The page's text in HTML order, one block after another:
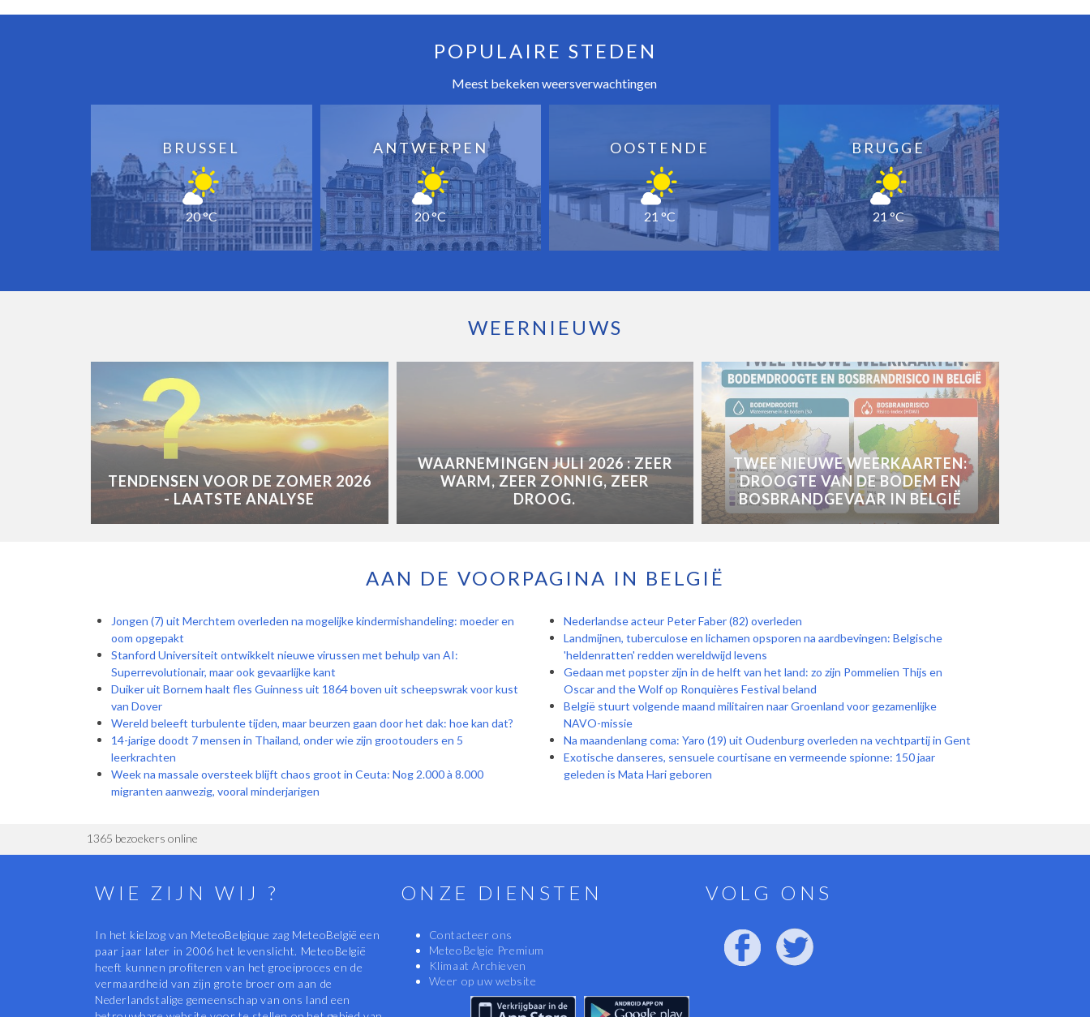
POPULAIRE STEDEN
Meest bekeken weersverwachtingen
BRUSSEL
20 °C
ANTWERPEN
20 °C
OOSTENDE
21 °C
BRUGGE
21 °C
WEERNIEUWS
TENDENSEN VOOR DE ZOMER 2026
- LAATSTE ANALYSE
WAARNEMINGEN JULI 2026 : ZEER
WARM, ZEER ZONNIG, ZEER
DROOG.
TWEE NIEUWE WEERKAARTEN:
DROOGTE VAN DE BODEM EN
BOSBRANDGEVAAR IN BELGIË
AAN DE VOORPAGINA IN BELGIË
Jongen (7) uit Merchtem overleden na mogelijke kindermishandeling: moeder en
oom opgepakt
Stanford Universiteit ontwikkelt nieuwe virussen met behulp van AI:
Superrevolutionair, maar ook gevaarlijke kant
Duiker uit Bornem haalt fles Guinness uit 1864 boven uit scheepswrak voor kust
van Dover
Wereld beleeft turbulente tijden, maar beurzen gaan door het dak: hoe kan dat?
14-jarige doodt 7 mensen in Thailand, onder wie zijn grootouders en 5
leerkrachten
Week na massale oversteek blijft chaos groot in Ceuta: Nog 2.000 à 8.000
migranten aanwezig, vooral minderjarigen
Nederlandse acteur Peter Faber (82) overleden
Landmijnen, tuberculose en lichamen opsporen na aardbevingen: Belgische
'heldenratten' redden wereldwijd levens
Gedaan met popster zijn in de helft van het land: zo zijn Pommelien Thijs en
Oscar and the Wolf op Ronquières Festival beland
België stuurt volgende maand militairen naar Groenland voor gezamenlijke
NAVO-missie
Na maandenlang coma: Yaro (19) uit Oudenburg overleden na vechtpartij in Gent
Exotische danseres, sensuele courtisane en vermeende spionne: 150 jaar
geleden is Mata Hari geboren
1365 bezoekers online
WIE ZIJN WIJ ?
In het kielzog van MeteoBelgique zag MeteoBelgië een
paar jaar later in 2006 het levenslicht. MeteoBelgië
heeft kunnen profiteren van het groeiproces en de
vermaardheid van zijn grote broer om aan de
Nederlandstalige gemeenschap van ons land een
ONZE DIENSTEN
Contacteer ons
MeteoBelgie Premium
Klimaat Archieven
Weer op uw website
VOLG ONS